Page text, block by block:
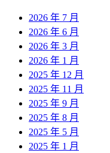
2026 年 7 月
2026 年 6 月
2026 年 3 月
2026 年 1 月
2025 年 12 月
2025 年 11 月
2025 年 9 月
2025 年 8 月
2025 年 5 月
2025 年 1 月